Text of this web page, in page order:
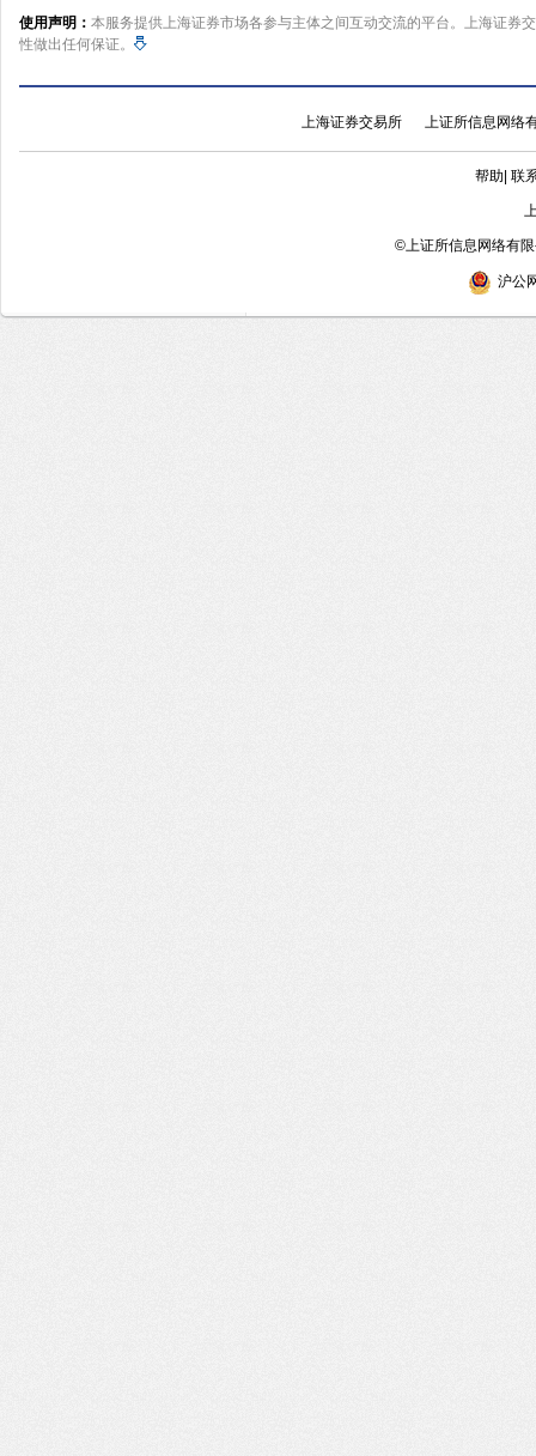
使用声明： 本服务提供上海证券市场各参与主体之间互动交流的平台。上海证券
性做出任何保证。
上海证券交易所 上证所信息网络
帮助| 联
©上证所信息网络有
沪公